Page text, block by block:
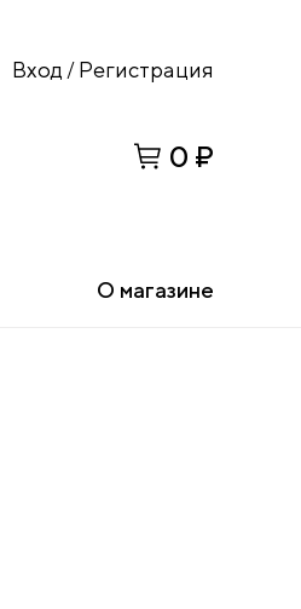
Вход / Регистрация
0 ₽
О магазине